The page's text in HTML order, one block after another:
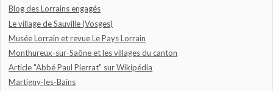
Blog des Lorrains engagés
Le village de Sauville (Vosges)
Musée Lorrain et revue Le Pays Lorrain
Monthureux-sur-Saône et les villages du canton
Article "Abbé Paul Pierrat" sur Wikipédia
Martigny-les-Bains